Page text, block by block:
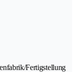
Fertigstellung